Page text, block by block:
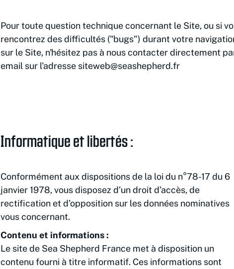
Pour toute question technique concernant le Site, ou si
rencontrez des difficultés ("bugs") durant votre
sur le Site, n'hésitez pas à nous contacter directement
email sur l'adresse siteweb@seashepherd.fr
Informatique et libertés :
Conformément aux dispositions de la loi du n°78-17 du 6
janvier 1978, vous disposez d’un droit d’accès, de
rectification et d’opposition sur les données nominatives
vous concernant.
Contenu et informations :
Le site de Sea Shepherd France met à disposition un
contenu fourni à titre informatif. Ces informations sont